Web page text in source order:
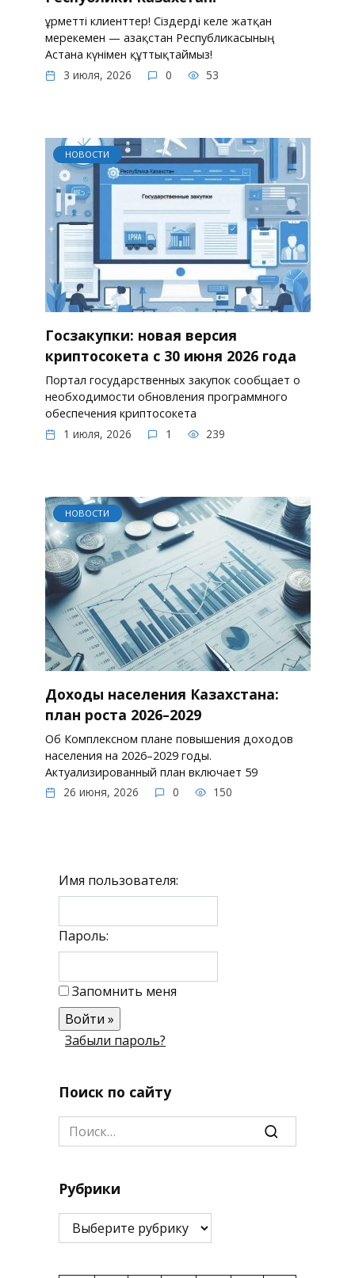
Құрметті клиенттер! Сіздерді келе жатқан
мерекемен — Қазақстан Республикасының
Астана күнімен құттықтаймыз!
3 июля, 2026
0 53
НОВОСТИ
Госзакупки: новая версия
криптосокета с 30 июня 2026 года
Портал государственных закупок сообщает о
необходимости обновления программного
обеспечения криптосокета
1 июля, 2026
1 239
НОВОСТИ
Доходы населения Казахстана:
план роста 2026–2029
Об Комплексном плане повышения доходов
населения на 2026–2029 годы.
Актуализированный план включает 59
26 июня, 2026
0 150
Имя пользователя:
Пароль:
Запомнить меня
Забыли пароль?
Поиск по сайту
Search
for:
Рубрики
Рубрики